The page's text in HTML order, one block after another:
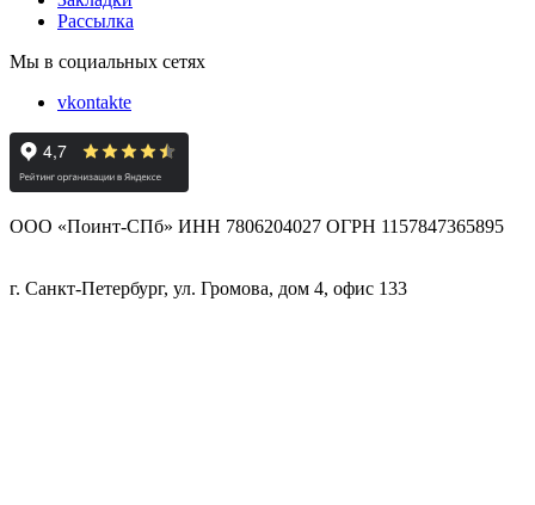
Рассылка
Мы в социальных сетях
vkontakte
ООО «Поинт-СПб» ИНН 7806204027 ОГРН 1157847365895
г. Санкт-Петербург, ул. Громова, дом 4, офис 133